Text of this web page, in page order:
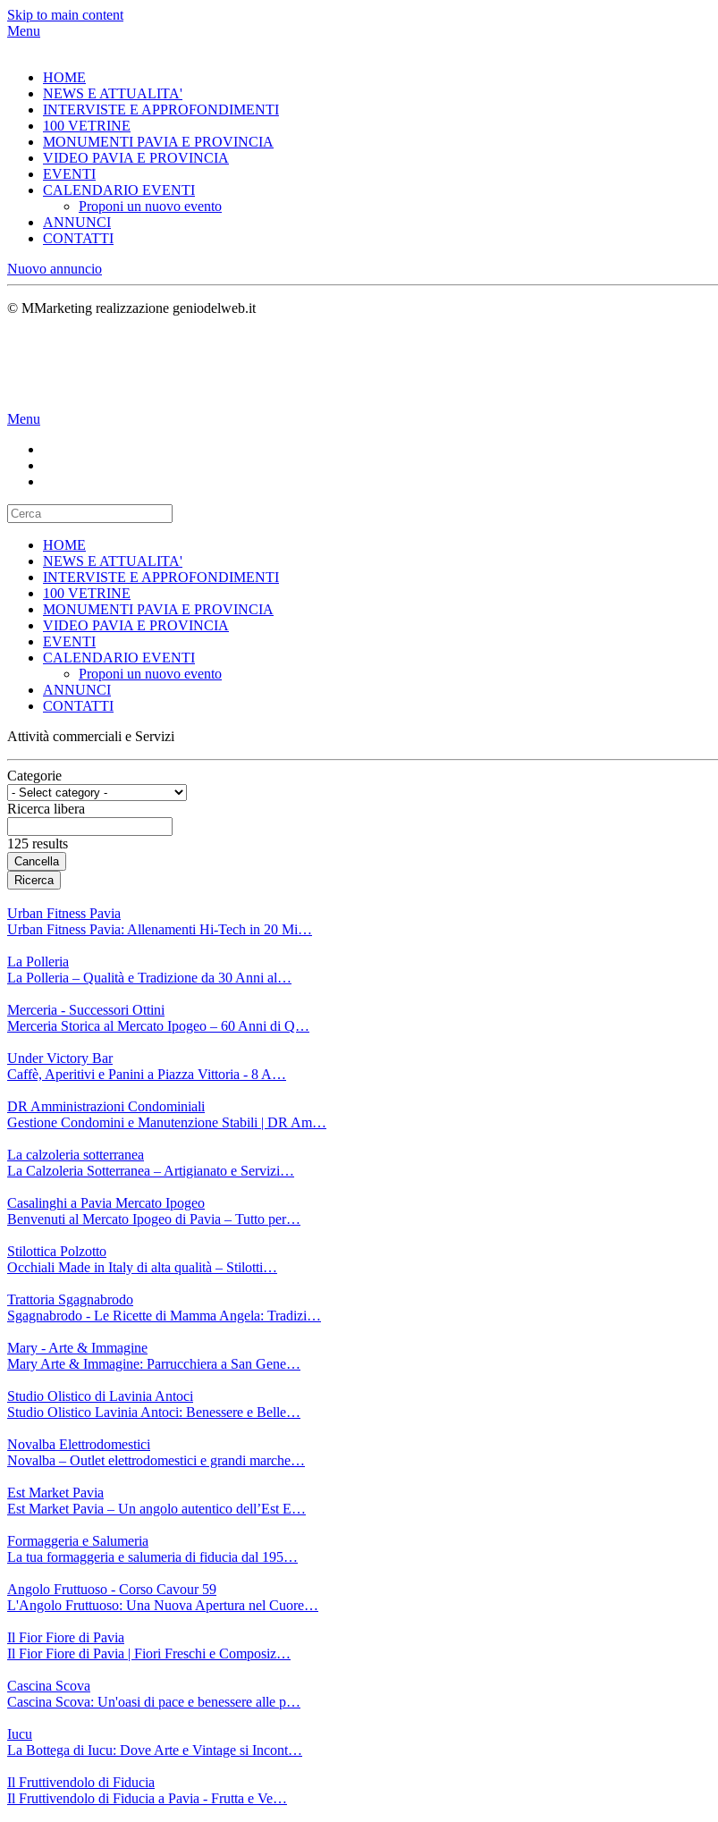
Skip to main content
Menu
HOME
NEWS E ATTUALITA'
INTERVISTE E APPROFONDIMENTI
100 VETRINE
MONUMENTI PAVIA E PROVINCIA
VIDEO PAVIA E PROVINCIA
EVENTI
CALENDARIO EVENTI
Proponi un nuovo evento
ANNUNCI
CONTATTI
Nuovo annuncio
© MMarketing realizzazione geniodelweb.it
Menu
HOME
NEWS E ATTUALITA'
INTERVISTE E APPROFONDIMENTI
100 VETRINE
MONUMENTI PAVIA E PROVINCIA
VIDEO PAVIA E PROVINCIA
EVENTI
CALENDARIO EVENTI
Proponi un nuovo evento
ANNUNCI
CONTATTI
Attività commerciali e Servizi
Categorie
Ricerca libera
125 results
Cancella
Ricerca
Urban Fitness Pavia
Urban Fitness Pavia: Allenamenti Hi-Tech in 20 Mi…
La Polleria
La Polleria – Qualità e Tradizione da 30 Anni al…
Merceria - Successori Ottini
Merceria Storica al Mercato Ipogeo – 60 Anni di Q…
Under Victory Bar
Caffè, Aperitivi e Panini a Piazza Vittoria - 8 A…
DR Amministrazioni Condominiali
Gestione Condomini e Manutenzione Stabili | DR Am…
La calzoleria sotterranea
La Calzoleria Sotterranea – Artigianato e Servizi…
Casalinghi a Pavia Mercato Ipogeo
Benvenuti al Mercato Ipogeo di Pavia – Tutto per…
Stilottica Polzotto
Occhiali Made in Italy di alta qualità – Stilotti…
Trattoria Sgagnabrodo
Sgagnabrodo - Le Ricette di Mamma Angela: Tradizi…
Mary - Arte & Immagine
Mary Arte & Immagine: Parrucchiera a San Gene…
Studio Olistico di Lavinia Antoci
Studio Olistico Lavinia Antoci: Benessere e Belle…
Novalba Elettrodomestici
Novalba – Outlet elettrodomestici e grandi marche…
Est Market Pavia
Est Market Pavia – Un angolo autentico dell’Est E…
Formaggeria e Salumeria
La tua formaggeria e salumeria di fiducia dal 195…
Angolo Fruttuoso - Corso Cavour 59
L'Angolo Fruttuoso: Una Nuova Apertura nel Cuore…
Il Fior Fiore di Pavia
Il Fior Fiore di Pavia | Fiori Freschi e Composiz…
Cascina Scova
Cascina Scova: Un'oasi di pace e benessere alle p…
Iucu
La Bottega di Iucu: Dove Arte e Vintage si Incont…
Il Fruttivendolo di Fiducia
Il Fruttivendolo di Fiducia a Pavia - Frutta e Ve…